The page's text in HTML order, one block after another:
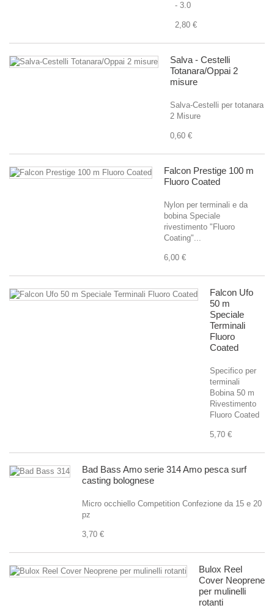
- 3.0
2,80 €
Salva - Cestelli
Totanara/Oppai 2
misure
Salva-Cestelli per totanara
2 Misure
0,60 €
Falcon Prestige 100 m
Fluoro Coated
Nylon per terminali e da
bobina Speciale
rivestimento "Fluoro
Coating"...
6,00 €
Falcon Ufo
50 m
Speciale
Terminali
Fluoro
Coated
Specifico per
terminali
Bobina 50 m
Rivestimento
Fluoro Coated
5,70 €
Bad Bass Amo serie 314 Amo pesca surf
casting bolognese
Micro occhiello Competition Confezione da 15 e 20
pz
3,70 €
Bulox Reel
Cover Neoprene
per mulinelli
rotanti